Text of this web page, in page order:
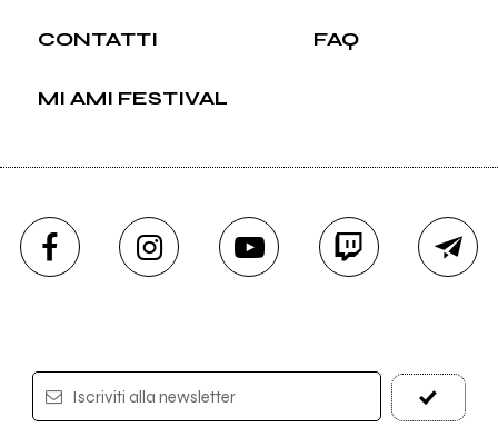
CONTATTI FAQ
MI AMI FESTIVAL
Iscriviti alla newsletter